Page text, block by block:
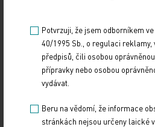
POLITIKA
Sdílejte článek
Potvrzuji, že jsem odborníkem
40/1995 Sb., o regulaci reklamy,
předpisů, čili osobou
přípravky nebo osobou
vydávat.
Beru na vědomí, že informace
stránkách nejsou určeny laické